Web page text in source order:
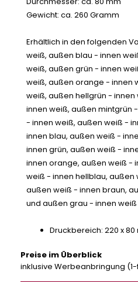
Gewicht: ca. 260 Gramm
Erhältlich in den folgenden
weiß, außen blau - innen
weiß, außen grün - innen
weiß, außen orange - innen
weiß, außen hellgrün -
innen weiß, außen mintgrün
- innen weiß, außen weiß -
innen blau, außen weiß -
innen grün, außen weiß -
innen orange, außen weiß -
weiß - innen hellblau, außen
außen weiß - innen braun,
und außen grau - innen weiß
Druckbereich: 220 x 80
Preise im Überblick
inklusive Werbeanbringung